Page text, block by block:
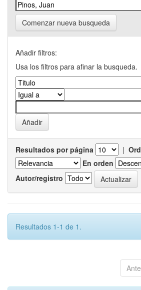
Comenzar nueva busqueda
Añadir filtros:
Usa los filtros para afinar la busqueda.
Resultados por página |
En orden
Autor/registro
Resultados 1-1 de 1.